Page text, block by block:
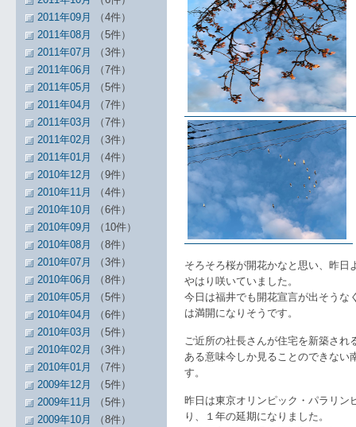
そろそろ桜が開花かなと思い、昨日
やはり咲いていました。
今日は福井でも開花宣言が出そうな
は満開になりそうです。
ご近所の社長さんが住宅を新築され
ある意味今しか見ることのできない
す。
昨日は東京オリンピック・パラリン
り、１年の延期になりました。
2011年09月
（4件）
2011年08月
（5件）
2011年07月
（3件）
2011年06月
（7件）
2011年05月
（5件）
2011年04月
（7件）
2011年03月
（7件）
2011年02月
（3件）
2011年01月
（4件）
2010年12月
（9件）
2010年11月
（4件）
2010年10月
（6件）
2010年09月
（10件）
2010年08月
（8件）
2010年07月
（3件）
2010年06月
（8件）
2010年05月
（5件）
2010年04月
（6件）
2010年03月
（5件）
2010年02月
（3件）
2010年01月
（7件）
2009年12月
（5件）
2009年11月
（5件）
2009年10月
（8件）